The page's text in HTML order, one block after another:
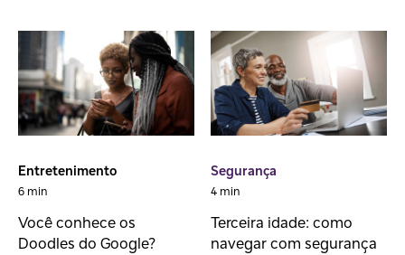
Entretenimento
6 min
Você conhece os
Doodles do Google?
Segurança
4 min
Terceira idade: como
navegar com segurança